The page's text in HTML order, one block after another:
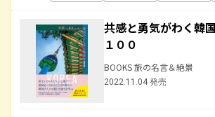
共感と勇気がわく韓
１００
BOOKS 旅の名言＆絶景
2022.11.04 発売